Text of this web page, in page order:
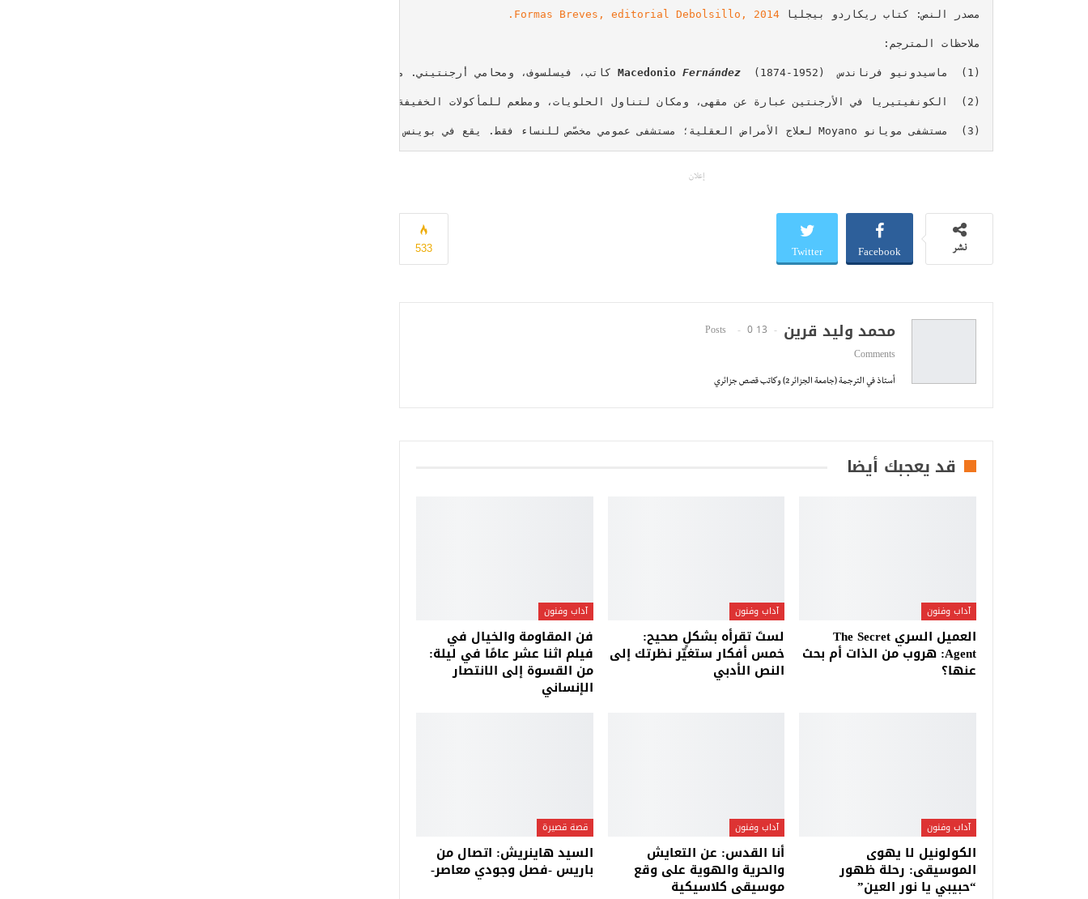
مصدر النص: كتاب ريكاردو بيجليا Formas Breves, editorial Debolsillo, 2014.
(1)  ماسيدونيو فرناندس Macedonio Fernández
(3)  مستشفى مويانو Moyano لعلاج الأمراض العقلية؛ مستشفى عمومي مخصّص للنساء فقط. يقع في بوينس آيرس، عاصمة الأرجنتين. (ملاحظة المترجم).
إعلان
533 نشر Facebook
Twitter
محمد وليد قرين 13 Posts
0
Comments
أستاذ في الترجمة (جامعة الجزائر 2) وكاتب قصص جزائري
قد يعجبك أيضا
آداب وفنون
العميل السري The Secret
Agent: هروب من الذات أم بحث
عنها؟
آداب وفنون
لستَ تقرأه بشكلٍ صحيح:
خمس أفكار ستغيّر نظرتك إلى
النص الأدبي
آداب وفنون
فن المقاومة والخيال في
فيلم اثنا عشر عامًا في ليلة:
من القسوة إلى الانتصار
الإنساني
آداب وفنون
الكولونيل لا يهوى
الموسيقى: رحلة ظهور
“حبيبي يا نور العين”
آداب وفنون
أنا القدس: عن التعايش
والحرية والهوية على وقع
موسيقى كلاسيكية
قصة قصيرة
السيد هاينريش: اتصال من
باريس -فصل وجودي معاصر-